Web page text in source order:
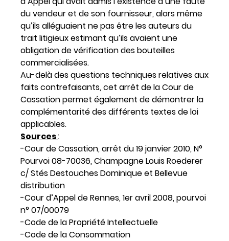
du vendeur et de son fournisseur, alors même
qu’ils alléguaient ne pas être les auteurs du
trait litigieux estimant qu’ils avaient une
obligation de vérification des bouteilles
commercialisées.
Au-delà des questions techniques relatives aux
faits contrefaisants, cet arrêt de la Cour de
Cassation permet également de démontrer la
complémentarité des différents textes de loi
applicables.
Sources:
-Cour de Cassation, arrêt du 19 janvier 2010, N°
Pourvoi 08-70036, Champagne Louis Roederer
c/ Stés Destouches Dominique et Bellevue
distribution
-Cour d’Appel de Rennes, 1er avril 2008, pourvoi
n° 07/00079
-Code de la Propriété Intellectuelle
-Code de la Consommation